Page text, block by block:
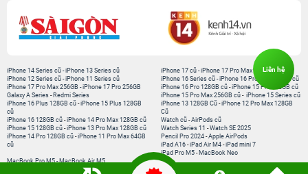
iPhone 14 Series cũ -iPhone 13 Series cũ
iPhone 12 Series cũ -iPhone 11 Series cũ
iPhone 17 Pro Max 256GB -iPhone 17 Pro 256GB
Galaxy A Series - Redmi Series
iPhone 17 cũ -iPhone 17 Pro Max cũ
iPhone 16 Series cũ - iPhone 16 Pro Max 256GB cũ
iPhone 16 Pro 128GB cũ -iPhone 15 Pro 128GB cũ
iPhone 15 Pro Max 256GB cũ - iPhone 15 Series cũ
iPhone 16 Plus 128GB cũ -iPhone 15 Plus 128GB
cũ
iPhone 16 128GB cũ -iPhone 14 Pro Max 128GB cũ
iPhone 15 128GB cũ -iPhone 13 Pro Max 128GB cũ
iPhone 14 Pro 128GB cũ -iPhone 11 Pro Max 64GB
cũ
iPhone 13 128GB Cũ -iPhone 12 Pro Max 128GB
Cũ
Watch cũ -AirPods cũ
Watch Series 11 -Watch SE 2025
Pencil Pro 2024 -Apple AirPods
iPad A16 -iPad Air M4 -iPad mini 7
iPad Pro M5 - MacBook Neo
MacBook Pro M5-MacBook Air M5
Phụ kiện chính hãng
Liên hệ